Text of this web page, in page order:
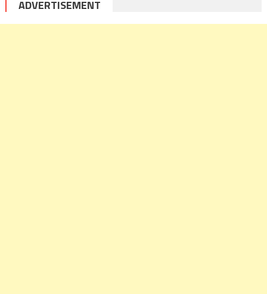
ADVERTISEMENT